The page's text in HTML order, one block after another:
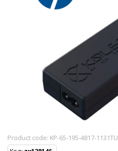
Product code: KP-65-195-4817-1131TU